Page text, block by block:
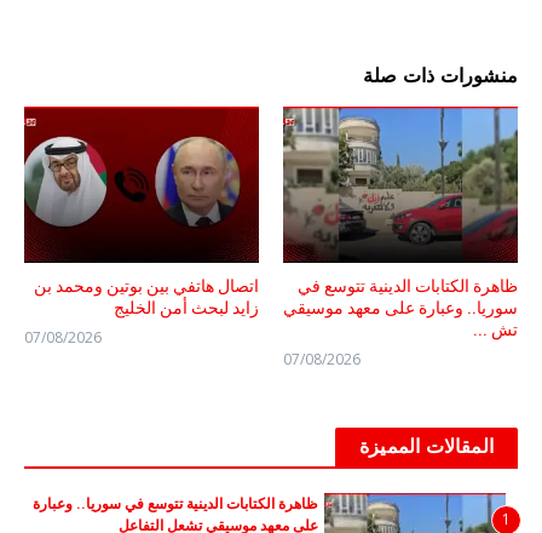
منشورات ذات صلة
ظاهرة الكتابات الدينية تتوسع في
سوريا.. وعبارة على معهد موسيقي
تش ...
07/08/2026
اتصال هاتفي بين بوتين ومحمد بن
زايد لبحث أمن الخليج
07/08/2026
المقالات المميزة
1
ظاهرة الكتابات الدينية تتوسع في سوريا.. وعبارة
على معهد موسيقي تشعل التفاعل